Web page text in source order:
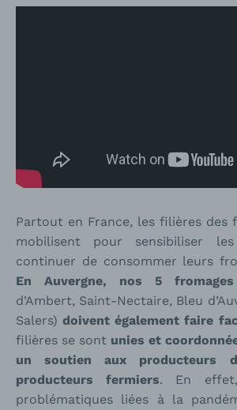
Partout en France, les filières des
mobilisent pour sensibiliser
continuer de consommer leurs
En Auvergne, nos 5 fromages
d’Ambert, Saint-Nectaire, Bleu
Salers)doivent également faire
filières se sont unies et
un soutien aux producteurs
producteurs fermiers. En
problématiques liées à la